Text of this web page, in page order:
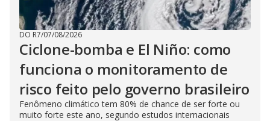
DO R7/07/08/2026
Ciclone-bomba e El Niño: como
funciona o monitoramento de
risco feito pelo governo brasileiro
Fenômeno climático tem 80% de chance de ser forte ou
muito forte este ano, segundo estudos internacionais